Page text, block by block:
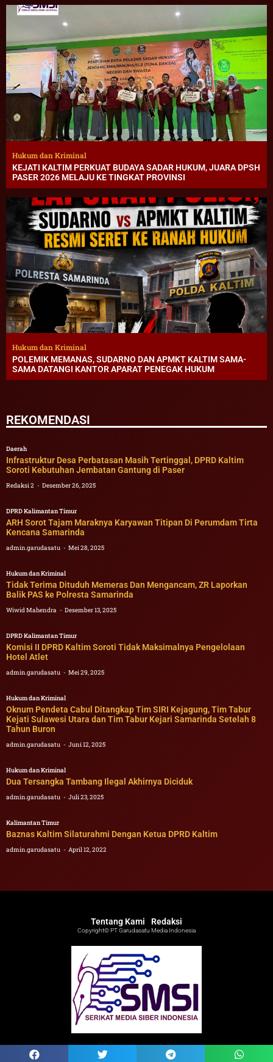
Hukum dan Kriminal
KEJATI KALTIM PERKUAT BUDAYA SADAR HUKUM, JUARA DPSH
PASER 2026 MELAJU KE TINGKAT PROVINSI
Hukum dan Kriminal
POLEMIK MEMANAS, SUDARNO DAN APMKT KALTIM SAMA-
SAMA DATANGI KANTOR APARAT PENEGAK HUKUM
REKOMENDASI
Daerah
Infrastruktur Desa Perbatasan Masih Tertinggal, DPRD Kaltim
Soroti Kebutuhan Jembatan Gantung di Paser
Redaksi 2 Desember 26, 2025
DPRD Kalimantan Timur
ARH Sorot Tajam Maraknya Karyawan Titipan Di Perumdam Tirta
Kencana Samarinda
admin.garudasatu Mei 28, 2025
Hukum dan Kriminal
Tidak Terima Dituduh Memeras Dan Mengancam, ZR Laporkan
Balik PAS ke Polresta Samarinda
Wiwid Mahendra Desember 13, 2025
DPRD Kalimantan Timur
Komisi II DPRD Kaltim Soroti Tidak Maksimalnya Pengelolaan
Hotel Atlet
admin.garudasatu Mei 29, 2025
Hukum dan Kriminal
Oknum Pendeta Cabul Ditangkap Tim SIRI Kejagung, Tim Tabur
Kejati Sulawesi Utara dan Tim Tabur Kejari Samarinda Setelah 8
Tahun Buron
admin.garudasatu Juni 12, 2025
Hukum dan Kriminal
Dua Tersangka Tambang Ilegal Akhirnya Diciduk
admin.garudasatu Juli 23, 2025
Kalimantan Timur
Baznas Kaltim Silaturahmi Dengan Ketua DPRD Kaltim
admin.garudasatu April 12, 2022
Tentang Kami Redaksi
Copyright© PT Garudasatu Media Indonesia